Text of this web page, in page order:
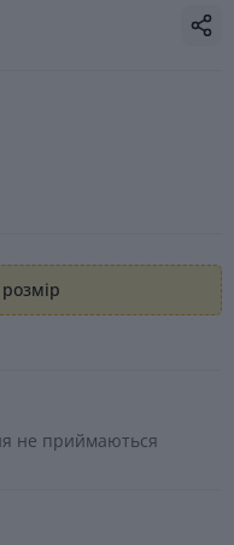
не приймаються